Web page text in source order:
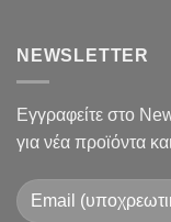
NEWSLETTER
Εγγραφείτε στο
για νέα προϊόντα